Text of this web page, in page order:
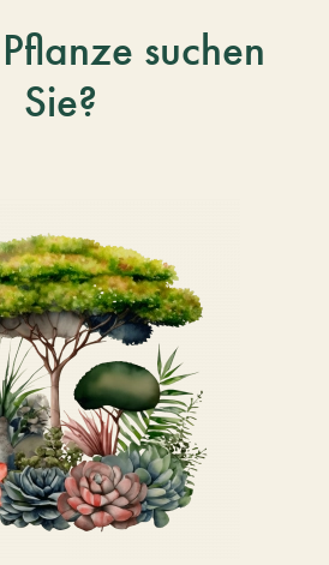
suchen
Sie?